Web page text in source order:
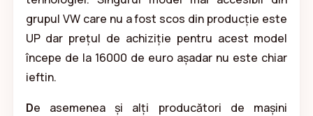
grupul VW care nu a fost scos din producție este
UP dar prețul de achiziție pentru acest model
începe de la 16000 de euro așadar nu este chiar
ieftin.
De asemenea și alți producători de mașini